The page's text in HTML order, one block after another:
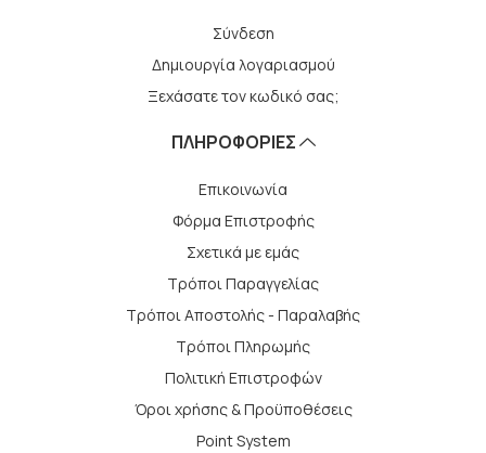
Σύνδεση
Δημιουργία λογαριασμού
Ξεχάσατε τον κωδικό σας;
ΠΛΗΡΟΦΟΡΙΕΣ
Επικοινωνία
Φόρμα Επιστροφής
Σχετικά με εμάς
Τρόποι Παραγγελίας
Τρόποι Αποστολής - Παραλαβής
Tρόποι Πληρωμής
Πολιτική Επιστροφών
Όροι χρήσης & Προϋποθέσεις
Point System